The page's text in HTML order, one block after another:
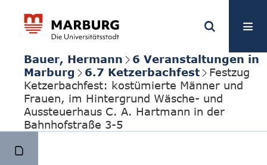
Bauer, Hermann
6 Veranstaltungen in
Marburg
6.7 Ketzerbachfest
Festzug
Ketzerbachfest: kostümierte Männer und
Frauen, im Hintergrund Wäsche- und
Aussteuerhaus C. A. Hartmann in der
Bahnhofstraße 3-5